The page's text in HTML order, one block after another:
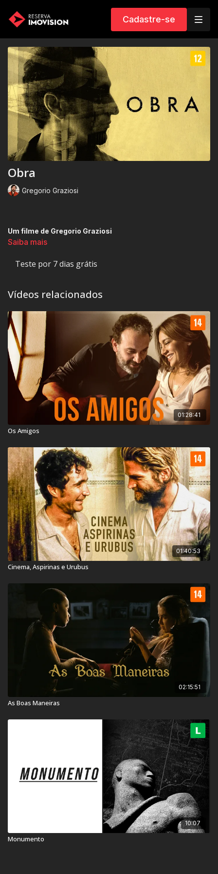
Cadastre-se
Obra
Gregorio Graziosi
Um filme de Gregorio Graziosi
seu nome quando é chamado para realizar um projeto grande.
Ele está passando por uma fase de mudanças e espera o
surgem quando ele descobre um cemitério clandestino num
terreno que pertence à sua família.
Classificação Indicativa: 12 anos
Contém: Violência e Conteúdo Sexual
Título Original:Obra
80 min
Ano de lançamento:2014
País:Brasil
Veja também: Filme Miss Violence
Saiba mais
Teste por 7 dias grátis
Vídeos relacionados
01:28:41
Os Amigos
01:40:53
Cinema, Aspirinas e Urubus
02:15:51
As Boas Maneiras
10:07
Monumento